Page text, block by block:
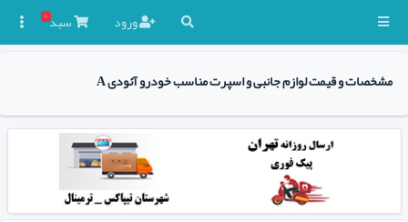
ورود سبد۰
مشخصات و قیمت لوازم جانبی و اسپرت مناسب خودرو آئودی A